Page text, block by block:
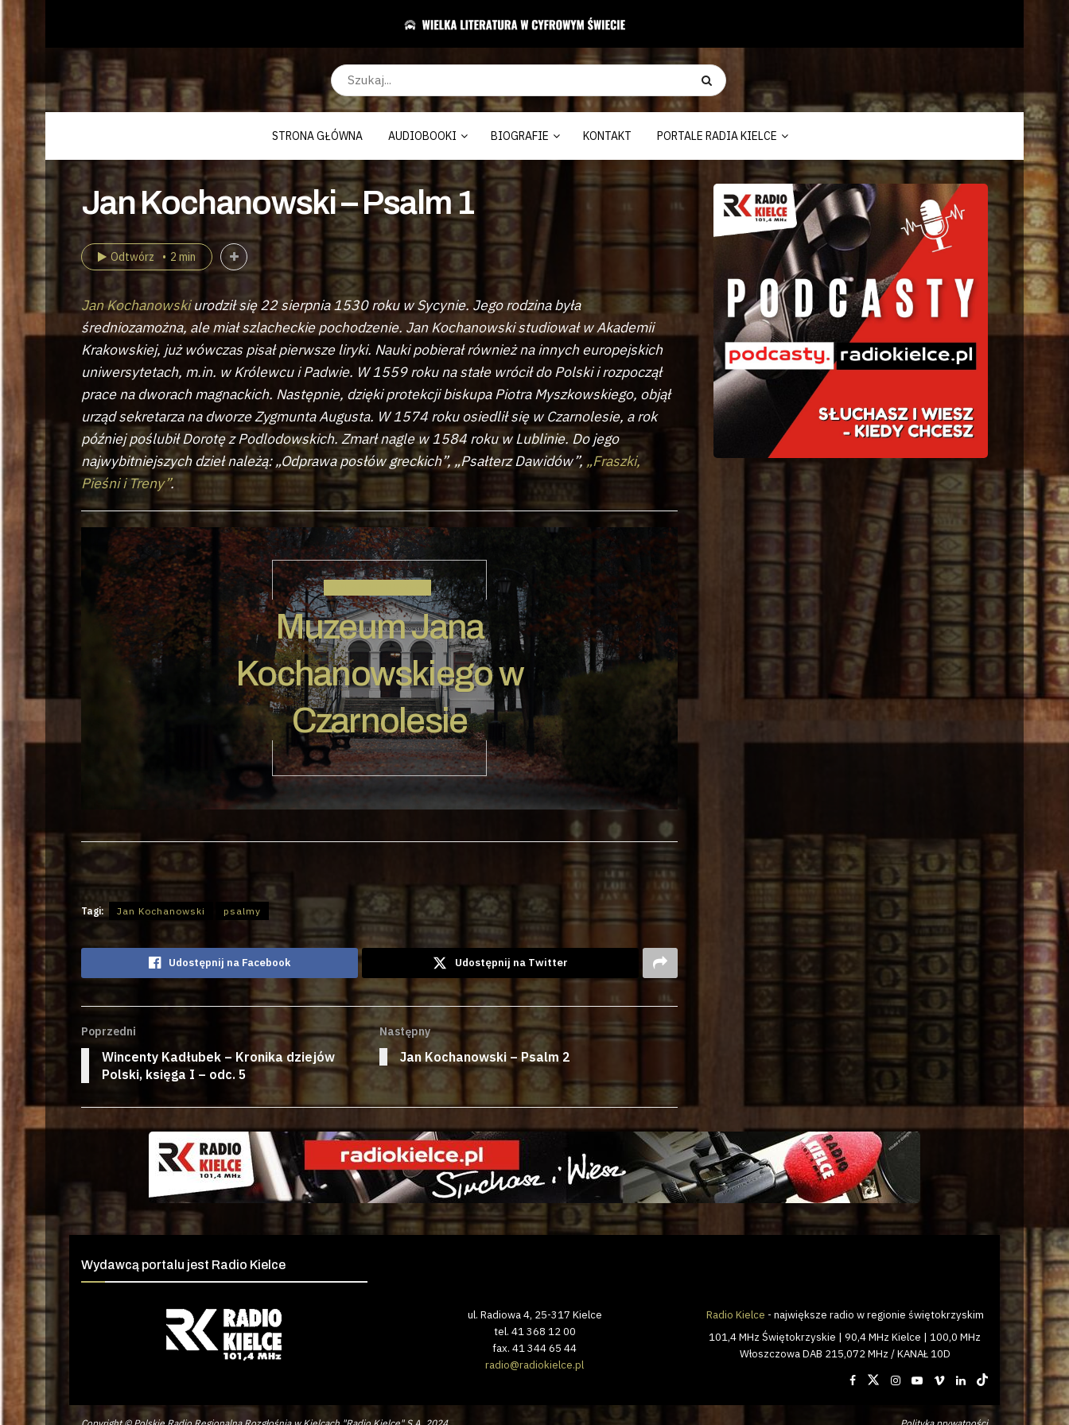
STRONA GŁÓWNA AUDIOBOOKI BIOGRAFIE KONTAKT PORTALE RADIA KIELCE
Jan Kochanowski – Psalm 1
Odtwórz 2 min
Jan Kochanowskiurodził się 22 sierpnia 1530 roku w Sycynie. Jego rodzina była
średniozamożna, ale miał szlacheckie pochodzenie. Jan Kochanowski studiował w Akademii
Krakowskiej, już wówczas pisał pierwsze liryki. Nauki pobierał również na innych europejskich
uniwersytetach, m.in. w Królewcu i Padwie. W 1559 roku na stałe wrócił do Polski i rozpoczął
prace na dworach magnackich. Następnie, dzięki protekcji biskupa Piotra Myszkowskiego, objął
urząd sekretarza na dworze Zygmunta Augusta. W 1574 roku osiedlił się w Czarnolesie, a rok
później poślubił Dorotę z Podlodowskich. Zmarł nagle w 1584 roku w Lublinie. Do jego
najwybitniejszych dzieł należą: „Odprawa posłów greckich”, „Psałterz Dawidów”, „Fraszki,
Pieśni i Treny”.
Muzeum Jana
Kochanowskiego w
Czarnolesie
Tagi: Jan Kochanowski psalmy
Udostępnij na Facebook Udostępnij na Twitter
Poprzedni
Wincenty Kadłubek – Kronika dziejów
Polski, księga I – odc. 5
Następny
Jan Kochanowski – Psalm 2
Wydawcą portalu jest Radio Kielce
ul. Radiowa 4, 25-317 Kielce
tel. 41 368 12 00
fax. 41 344 65 44
radio@radiokielce.pl
Radio Kielce - największe radio w regionie świętokrzyskim
101,4 MHz Świętokrzyskie | 90,4 MHz Kielce | 100,0 MHz
Włoszczowa DAB 215,072 MHz / KANAŁ 10D